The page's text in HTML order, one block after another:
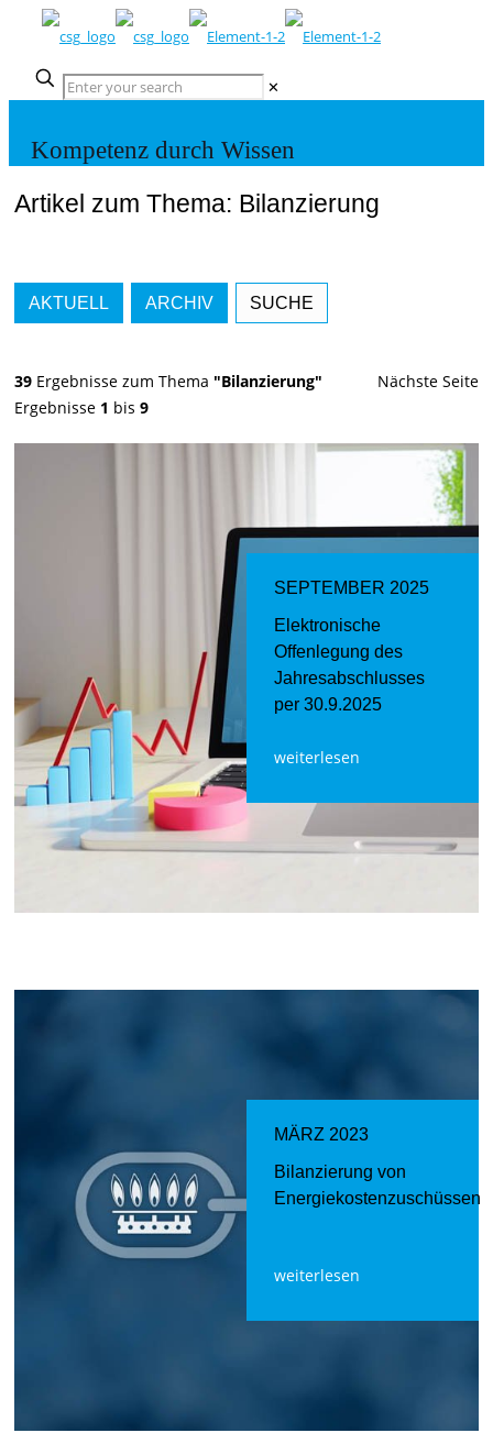
✕
Kompetenz durch Wissen
Artikel zum Thema: Bilanzierung
AKTUELL ARCHIV SUCHE
39 Ergebnisse zum Thema "Bilanzierung"
Ergebnisse 1 bis 9
Nächste Seite
SEPTEMBER 2025
Elektronische
Offenlegung des
Jahresabschlusses
per 30.9.2025
weiterlesen
MÄRZ 2023
Bilanzierung von
Energiekostenzuschüssen
weiterlesen